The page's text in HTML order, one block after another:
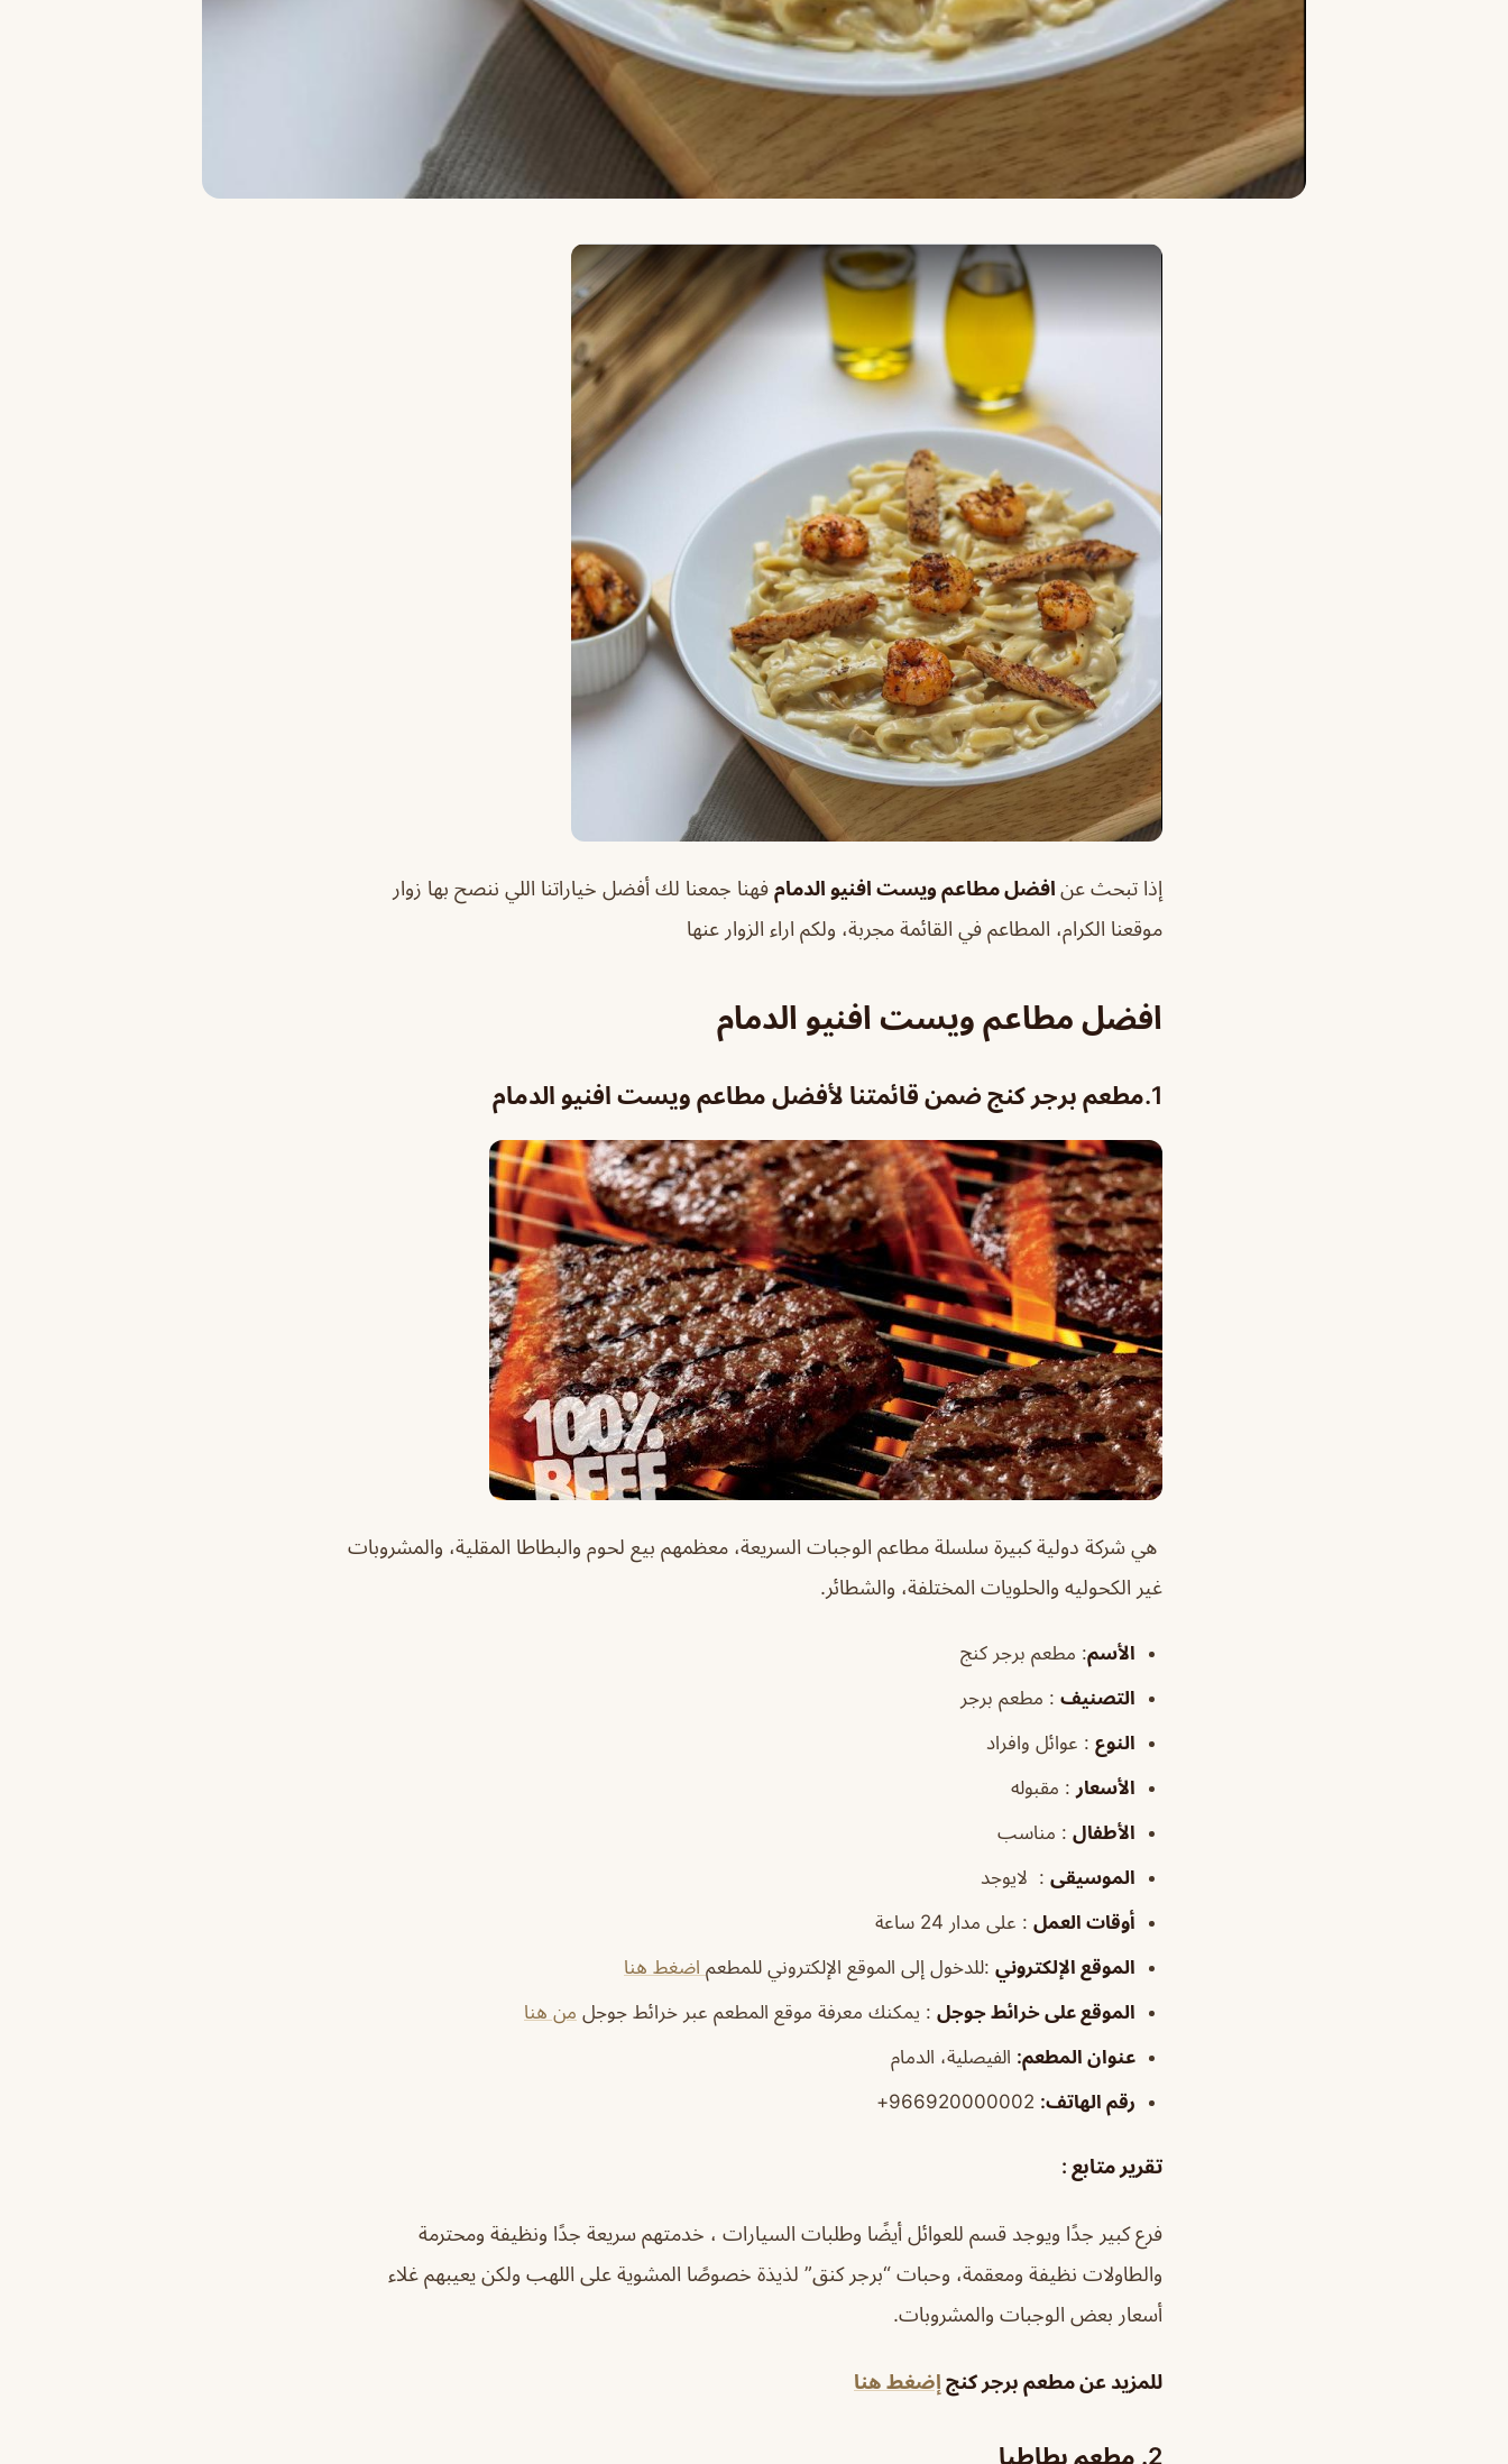
إذا تبحث عن افضل مطاعم ويست افنيو الدمام فهنا جمعنا لك أفضل خياراتنا اللي ننصح بها زوار
موقعنا الكرام، المطاعم في القائمة مجربة، ولكم اراء الزوار عنها
افضل مطاعم ويست افنيو الدمام
1. مطعم برجر كنج ضمن قائمتنا لأفضل مطاعم ويست افنيو الدمام
‏ هي شركة دولية كبيرة سلسلة مطاعم الوجبات السريعة، معظمهم بيع لحوم والبطاطا المقلية، والمشروبات
غير الكحوليه والحلويات المختلفة، والشطائر.
الأسم: مطعم برجر كنج
التصنيف : مطعم برجر
النوع : عوائل وافراد
الأسعار : مقبوله
الأطفال : مناسب
الموسيقى : لايوجد
أوقات العمل : على مدار 24 ساعة
الموقع الإلكتروني :للدخول إلى الموقع الإلكتروني للمطعم اضغط هنا
الموقع على خرائط جوجل : يمكنك معرفة موقع المطعم عبر خرائط جوجل من هنا
عنوان المطعم: الفيصلية، الدمام
رقم الهاتف:
تقرير متابع :
فرع كبير جدًا ويوجد قسم للعوائل أيضًا وطلبات السيارات ، خدمتهم سريعة جدًا ونظيفة ومحترمة
والطاولات نظيفة ومعقمة، وحبات “برجر كنق” لذيذة خصوصًا المشوية على اللهب ولكن يعيبهم غلاء
أسعار بعض الوجبات والمشروبات.
للمزيد عن مطعم برجر كنج إضغط هنا
2. مطعم بطاطيا